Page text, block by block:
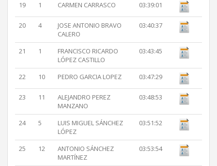
19 1 CARMEN CARRASCO 03:39:01
20 4
JOSE ANTONIO BRAVO
CALERO
03:40:37
21 1
FRANCISCO RICARDO
LÓPEZ CASTILLO
03:43:45
22 10 PEDRO GARCIA LOPEZ 03:47:29
23 11
ALEJANDRO PEREZ
MANZANO
03:48:53
24 5
LUIS MIGUEL SÁNCHEZ
LÓPEZ
03:51:52
25 12
ANTONIO SÁNCHEZ
MARTÍNEZ
03:53:54